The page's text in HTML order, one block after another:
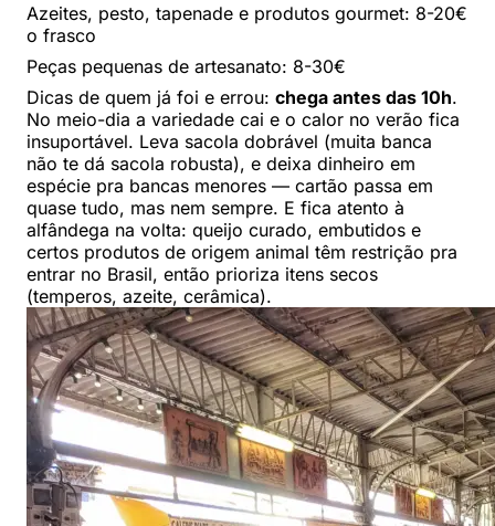
Azeites, pesto, tapenade e produtos gourmet: 8-20€
o frasco
Peças pequenas de artesanato: 8-30€
Dicas de quem já foi e errou: chega antes das 10h.
No meio-dia a variedade cai e o calor no verão fica
insuportável. Leva sacola dobrável (muita banca
não te dá sacola robusta), e deixa dinheiro em
espécie pra bancas menores — cartão passa em
quase tudo, mas nem sempre. E fica atento à
alfândega na volta: queijo curado, embutidos e
certos produtos de origem animal têm restrição pra
entrar no Brasil, então prioriza itens secos
(temperos, azeite, cerâmica).